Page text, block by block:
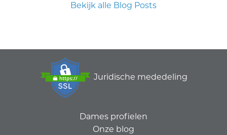
Bekijk alle Blog Posts
Juridische mededeling
Dames profielen
Onze blog